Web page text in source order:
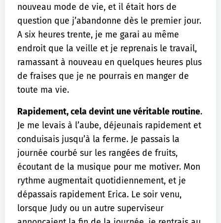
nouveau mode de vie, et il était hors de
question que j’abandonne dès le premier jour.
A six heures trente, je me garai au même
endroit que la veille et je reprenais le travail,
ramassant à nouveau en quelques heures plus
de fraises que je ne pourrais en manger de
toute ma vie.
Rapidement, cela devint une véritable routine.
Je me levais à l’aube, déjeunais rapidement et
conduisais jusqu’à la ferme. Je passais la
journée courbé sur les rangées de fruits,
écoutant de la musique pour me motiver. Mon
rythme augmentait quotidiennement, et je
dépassais rapidement Erica. Le soir venu,
lorsque Judy ou un autre superviseur